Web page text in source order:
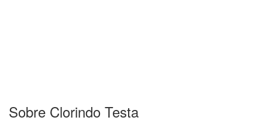
Sobre Clorindo Testa